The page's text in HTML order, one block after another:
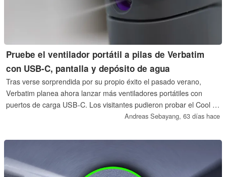
Pruebe el ventilador portátil a pilas de Verbatim
con USB-C, pantalla y depósito de agua
Tras verse sorprendida por su propio éxito el pasado verano,
Verbatim planea ahora lanzar más ventiladores portátiles con
puertos de carga USB-C. Los visitantes pudieron probar el Cool 'n'
Andreas Sebayang, 63 días hace